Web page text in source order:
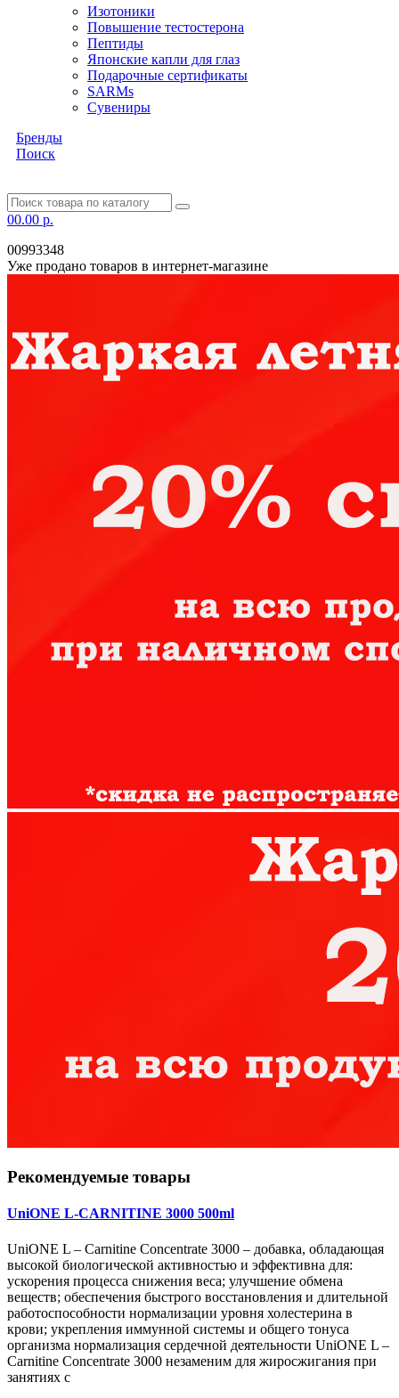
Изотоники
Повышение тестостерона
Пептиды
Японские капли для глаз
Подарочные сертификаты
SARMs
Сувениры
Бренды
Поиск
00.00 р.
00993348
Уже продано товаров в интернет-магазине
Рекомендуемые товары
UniONE L-CARNITINE 3000 500ml
UniONE L – Carnitine Concentrate 3000 – добавка, обладающая
высокой биологической активностью и эффективна для:
ускорения процесса снижения веса; улучшение обмена
веществ; обеспечения быстрого восстановления и длительной
работоспособности нормализации уровня холестерина в
крови; укрепления иммунной системы и общего тонуса
организма нормализация сердечной деятельности UniONE L –
Carnitine Concentrate 3000 незаменим для жиросжигания при
занятиях с